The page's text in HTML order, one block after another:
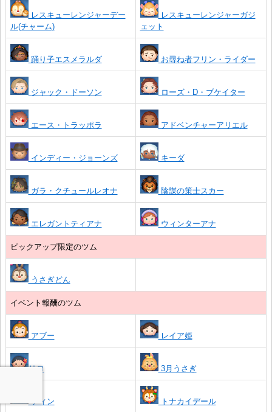
レスキューレンジャーデー
ル(チャーム)
レスキューレンジャーガジ
ェット
踊り子エスメラルダ お尋ね者フリン・ライダー
ジャック・ドーソン ローズ・D・ブケイター
エース・トラッポラ アドベンチャーアリエル
インディー・ジョーンズ キーダ
ガラ・クチュールレオナ 陰謀の策士スカー
エレガントティアナ ウィンターアナ
ピックアップ限定のツム
うさぎどん
イベント報酬のツム
アブー レイア姫
リロ 3月うさぎ
フィン トナカイデール